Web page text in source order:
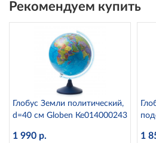
Рекомендуем купить
Глобус Земли политический,
d=40 см Globen Ке014000243
1 990 р. 1